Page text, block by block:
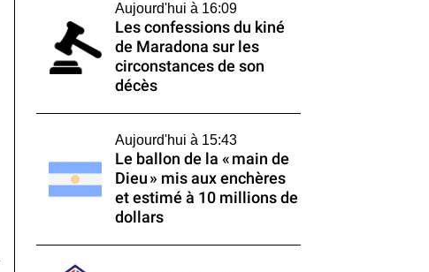
Aujourd'hui à 16:09
Les confessions du kiné
de Maradona sur les
circonstances de son
décès
Aujourd'hui à 15:43
Le ballon de la « main de
Dieu » mis aux enchères
et estimé à 10 millions de
dollars